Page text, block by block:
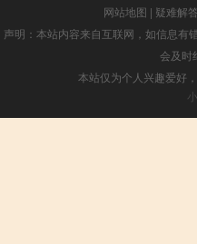
网站地图 | 疑难解答
声明：本站内容来自互联网，如信息有
会及时
本站仅为个人兴趣爱好